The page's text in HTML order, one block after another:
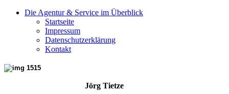
Die Agentur & Service im Überblick
Startseite
Impressum
Datenschutzerklärung
Kontakt
Jörg Tietze